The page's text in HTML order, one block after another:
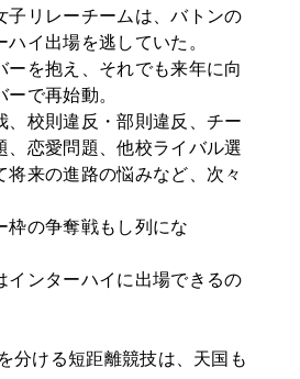
子リレーチームは、バトンの
イ出場を逃していた。
ーを抱え、それでも来年に向
で再始動。
、校則違反・部則違反、チー
、恋愛問題、他校ライバル選
来の進路の悩みなど、次々
枠の争奪戦もし列にな
インターハイに出場できるの
分ける短距離競技は、天国も